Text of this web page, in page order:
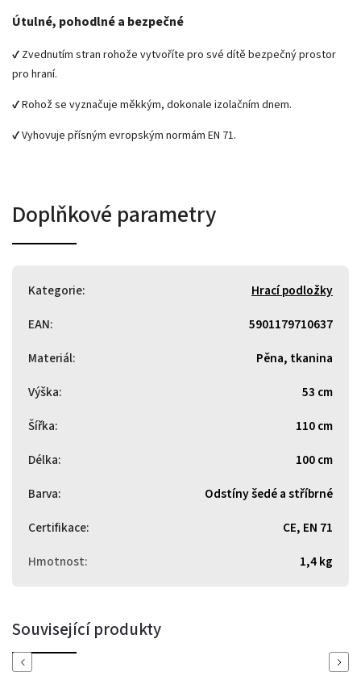
Útulné, pohodlné a bezpečné
✔ Zvednutím stran rohože vytvoříte pro své dítě bezpečný prostor
pro hraní.
✔ Rohož se vyznačuje měkkým, dokonale izolačním dnem.
✔ Vyhovuje přísným evropským normám EN 71.
Doplňkové parametry
Kategorie:
Hrací podložky
EAN:
5901179710637
Materiál:
Pěna, tkanina
Výška:
53 cm
Šířka:
110 cm
Délka:
100 cm
Barva:
Odstíny šedé a stříbrné
Certifikace:
CE, EN 71
Hmotnost: 1,4 kg
Související produkty
Previous Next